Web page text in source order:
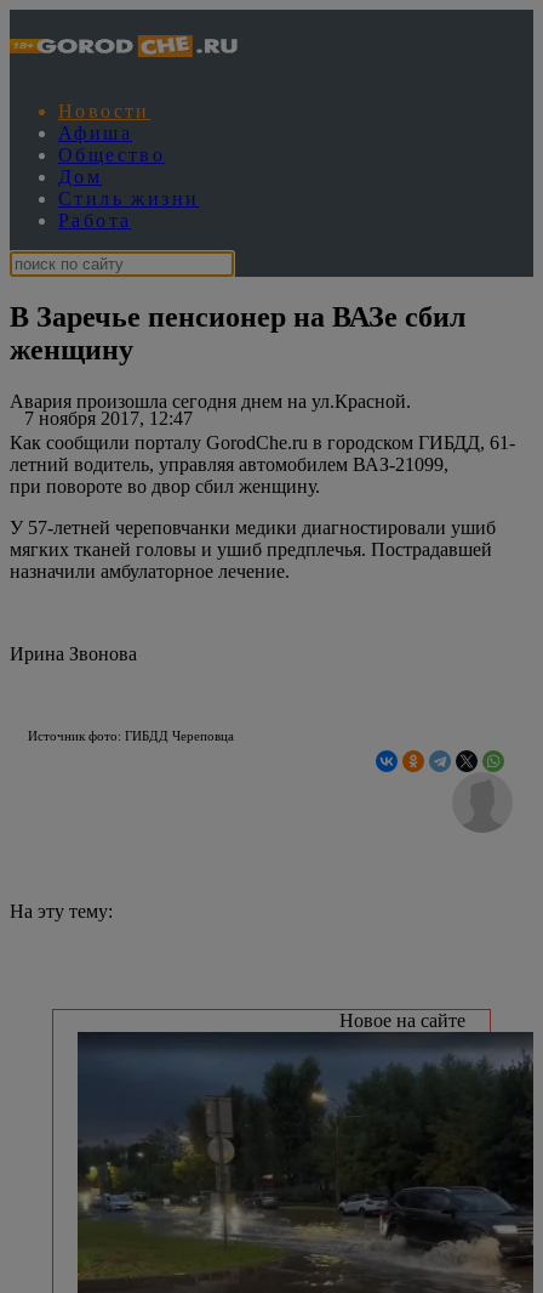
Новости
Афиша
Общество
Дом
Стиль жизни
Работа
В Заречье пенсионер на ВАЗе сбил
женщину
7 ноября 2017, 12:47
Авария произошла сегодня днем на ул.Красной.
Как сообщили порталу GorodChe.ru в городском ГИБДД, 61-
летний водитель, управляя автомобилем ВАЗ-21099,
при повороте во двор сбил женщину.
У 57-летней череповчанки медики диагностировали ушиб
мягких тканей головы и ушиб предплечья. Пострадавшей
назначили амбулаторное лечение.
Ирина Звонова
Источник фото: ГИБДД Череповца
На эту тему:
Новое на сайте